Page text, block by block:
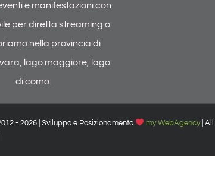
e manifestazioni con
per diretta streaming o
nella provincia di
lago maggiore, lago
di como.
-2026 | Sviluppo e Posizionamento my WebAgency| All